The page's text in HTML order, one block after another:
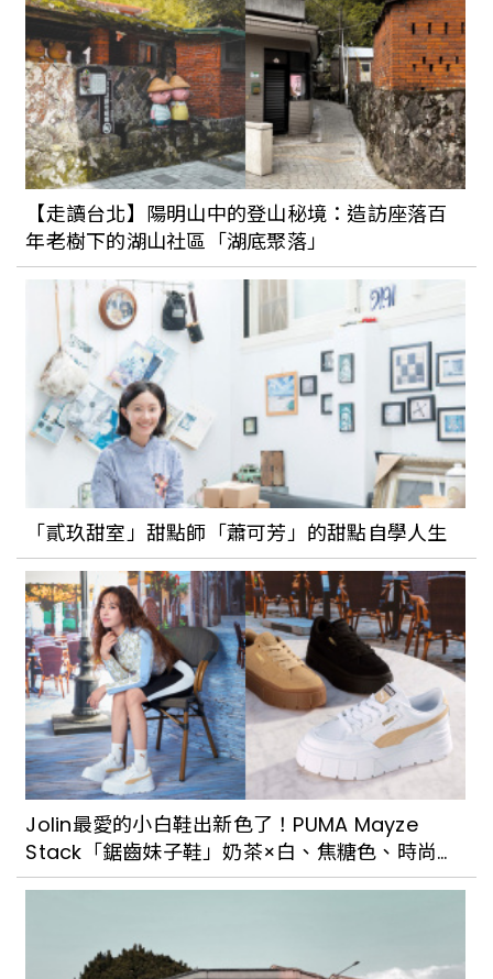
布朗尼控最愛的coco.Brownies進駐東
區：木質×酒紅色空間舒適又放鬆，還有
「微醺可可套餐」與姐妹一起小酌
螞蟻人必去這幾家東京巧克力專門店！一
嚐山椒、紫蘇巧克力和超特別「巧克力調
酒」
專屬巧克力控的午後饗宴：晶華酒店
×Cacao Barry「法式香頌．可可戀曲」
午茶組登場
2023「黑金派對」3大亮點搶先看！超療
癒生巧克力、限定聯名甜點一次收齊，巧
克力控必去
這蛋糕太夢幻！BAC推白色情人節限定
「白玫瑰」香草巧克力蛋糕，美到讓人捨
不得吃
【走讀台北】陽明山中的登山秘境：造訪座落百
年老樹下的湖山社區「湖底聚落」
「貳玖甜室」甜點師「蕭可芳」的甜點自學人生
Jolin最愛的小白鞋出新色了！PUMA Mayze
Stack「鋸齒妹子鞋」奶茶×白、焦糖色、時尚黑
3色超難選擇